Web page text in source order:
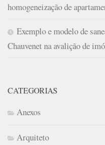
homogeneização de
Exemplo e modelo de
Chauvenet na avalição de
CATEGORIAS
Anexos
Arquiteto